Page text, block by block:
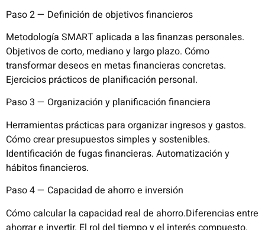
Paso 2 — Definición de objetivos financieros
Metodología SMART aplicada a las finanzas personales.
Objetivos de corto, mediano y largo plazo. Cómo
transformar deseos en metas financieras concretas.
Ejercicios prácticos de planificación personal.
Paso 3 — Organización y planificación financiera
Herramientas prácticas para organizar ingresos y gastos.
Cómo crear presupuestos simples y sostenibles.
Identificación de fugas financieras. Automatización y
hábitos financieros.
Paso 4 — Capacidad de ahorro e inversión
Cómo calcular la capacidad real de ahorro.Diferencias entre